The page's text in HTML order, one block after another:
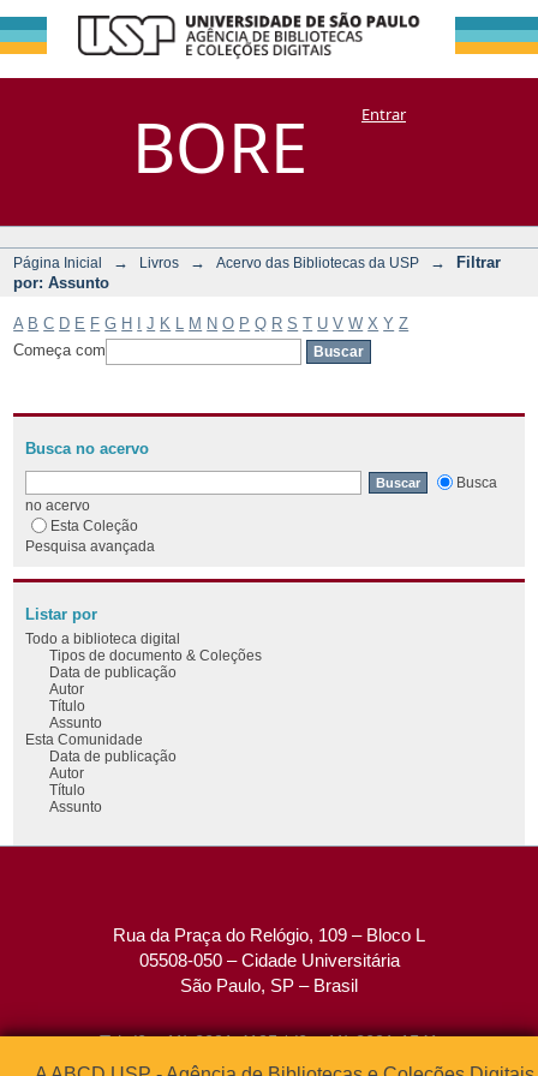
BORE
Filtrar por:
Assunto
DSpace/Manakin + CoriscoEntrar
Página Inicial → Livros → Acervo das Bibliotecas da USP →
Filtrar
por: Assunto
A B C D E F G H J K M N O P Q R S T U V W X Y Z
Começa com
Busca no acervo
Busca
no acervo
Esta Coleção
Pesquisa avançada
Listar por
Todo a biblioteca digital
Tipos de documento & Coleções
Data de publicação
Autor
Título
Assunto
Esta Comunidade
Data de publicação
Autor
Título
Assunto
Rua da Praça do Relógio, 109 – Bloco L
05508-050 – Cidade Universitária
São Paulo, SP – Brasil
Tel: (0xx11) 3091-4195 / (0xx11) 3091-1541
Fax: (0xx11) 3091-1567